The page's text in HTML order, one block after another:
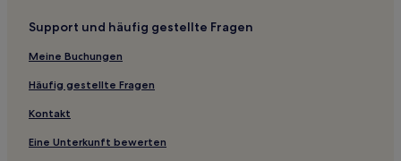
Kreis Kashima: Hotels
Hotels nahe Kami Tokikuni-ke Residenz
Nishi-Izumi Hotels
Hotels nahe Burg Kanazawa
Wajima Hotels
Support und häufig gestellte Fragen
Meine Buchungen
Häufig gestellte Fragen
Kontakt
Eine Unterkunft bewerten